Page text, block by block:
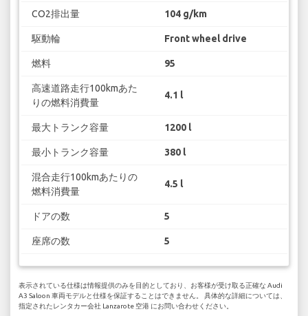
CO2排出量 104 g/km
駆動輪 Front wheel drive
燃料 95
高速道路走行100kmあた
りの燃料消費量
4.1 l
最大トランク容量 1200 l
最小トランク容量 380 l
混合走行100kmあたりの
燃料消費量
4.5 l
ドアの数 5
座席の数 5
表示されている仕様は情報提供のみを目的としており、お客様が受け取る正確な Audi
A3 Saloon 車両モデルと仕様を保証することはできません。 具体的な詳細については、
指定されたレンタカー会社 Lanzarote 空港 にお問い合わせください。